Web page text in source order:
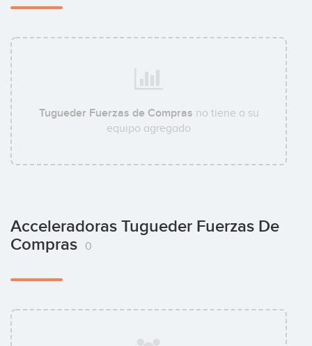
Tugueder Fuerzas de Compras no tiene a su
equipo agregado
Acceleradoras Tugueder Fuerzas De
Compras
0